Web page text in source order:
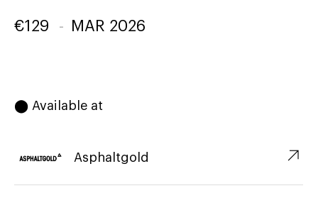
€129 - MAR 2026
⬤ Available at
Asphaltgold ↗︎